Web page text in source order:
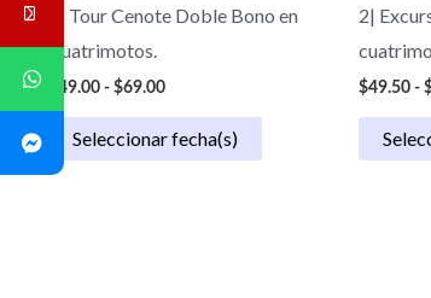
3| Tour Cenote Doble Bono en
Cuatrimotos.
49.00 - $69.00
Seleccionar fecha(s)
2|
$49.50 -